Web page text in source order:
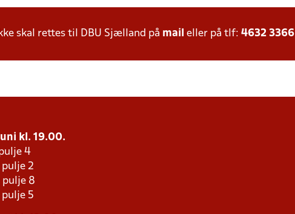
skal rettes til DBU Sjælland på mail eller på tlf: 4632 3366
kl. 19.00.
4
pulje 2
pulje 8
pulje 5